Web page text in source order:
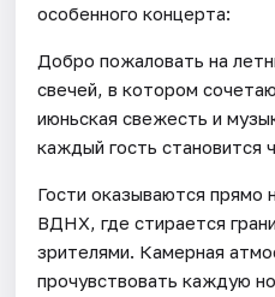
особенного концерта:
Добро пожаловать на
свечей, в котором
июньская свежесть и
каждый гость становится
Гости оказываются прямо
ВДНХ, где стирается
зрителями. Камерная
прочувствовать каждую